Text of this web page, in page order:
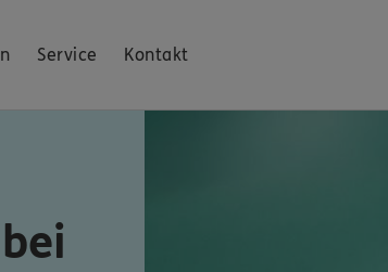
Service Kontakt